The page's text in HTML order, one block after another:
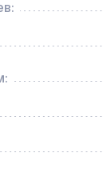
45,
шелковое